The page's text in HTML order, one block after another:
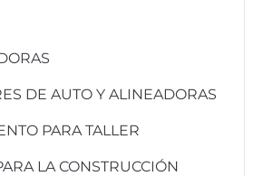
DE AUTO Y ALINEADORAS
PARA TALLER
LA CONSTRUCCIÓN